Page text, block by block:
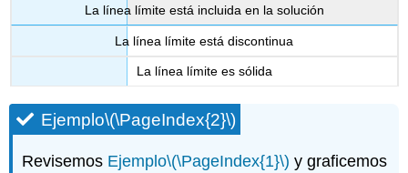
La línea límite está incluida en la solución
La línea límite está discontinua
La línea límite es sólida
Ejemplo\(\PageIndex{2}\)
Revisemos Ejemplo\(\PageIndex{1}\) y graficemos